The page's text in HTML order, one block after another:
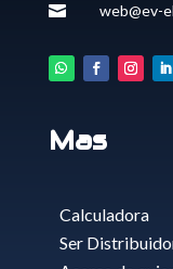
 web@ev-
Mas
Calculadora
Ser